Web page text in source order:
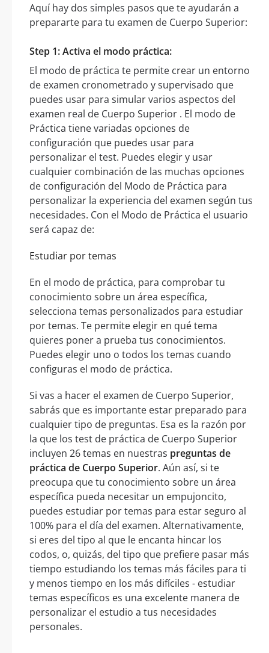
Aquí hay dos simples pasos que te ayudarán a
prepararte para tu examen de Cuerpo Superior:
Step 1: Activa el modo práctica:
El modo de práctica te permite crear un entorno
de examen cronometrado y supervisado que
puedes usar para simular varios aspectos del
examen real de Cuerpo Superior . El modo de
Práctica tiene variadas opciones de
configuración que puedes usar para
personalizar el test. Puedes elegir y usar
cualquier combinación de las muchas opciones
de configuración del Modo de Práctica para
personalizar la experiencia del examen según tus
necesidades. Con el Modo de Práctica el usuario
será capaz de:
Estudiar por temas
En el modo de práctica, para comprobar tu
conocimiento sobre un área específica,
selecciona temas personalizados para estudiar
por temas. Te permite elegir en qué tema
quieres poner a prueba tus conocimientos.
Puedes elegir uno o todos los temas cuando
configuras el modo de práctica.
Si vas a hacer el examen de Cuerpo Superior,
sabrás que es importante estar preparado para
cualquier tipo de preguntas. Esa es la razón por
la que los test de práctica de Cuerpo Superior
incluyen 26 temas en nuestras preguntas de
práctica de Cuerpo Superior. Aún así, si te
preocupa que tu conocimiento sobre un área
específica pueda necesitar un empujoncito,
puedes estudiar por temas para estar seguro al
100% para el día del examen. Alternativamente,
si eres del tipo al que le encanta hincar los
codos, o, quizás, del tipo que prefiere pasar más
tiempo estudiando los temas más fáciles para ti
y menos tiempo en los más difíciles - estudiar
temas específicos es una excelente manera de
personalizar el estudio a tus necesidades
personales.